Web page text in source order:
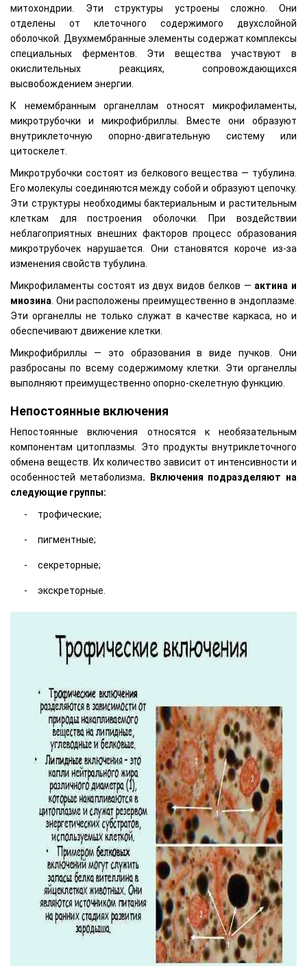
митохондрии. Эти структуры устроены сложно. Они
отделены от клеточного содержимого двухслойной
оболочкой. Двухмембранные элементы содержат комплексы
специальных ферментов. Эти вещества участвуют в
окислительных реакциях, сопровождающихся
высвобождением энергии.
К немембранным органеллам относят микрофиламенты,
микротрубочки и микрофибриллы. Вместе они образуют
внутриклеточную опорно-двигательную систему или
цитоскелет.
Микротрубочки состоят из белкового вещества — тубулина.
Его молекулы соединяются между собой и образуют цепочку.
Эти структуры необходимы бактериальным и растительным
клеткам для построения оболочки. При воздействии
неблагоприятных внешних факторов процесс образования
микротрубочек нарушается. Они становятся короче из-за
изменения свойств тубулина.
Микрофиламенты состоят из двух видов белков — актина и
миозина. Они расположены преимущественно в эндоплазме.
Эти органеллы не только служат в качестве каркаса, но и
обеспечивают движение клетки.
Микрофибриллы — это образования в виде пучков. Они
разбросаны по всему содержимому клетки. Эти органеллы
выполняют преимущественно опорно-скелетную функцию.
Непостоянные включения
Непостоянные включения относятся к необязательным
компонентам цитоплазмы. Это продукты внутриклеточного
обмена веществ. Их количество зависит от интенсивности и
особенностей метаболизма. Включения подразделяют на
следующие группы:
трофические;
пигментные;
секреторные;
экскреторные.